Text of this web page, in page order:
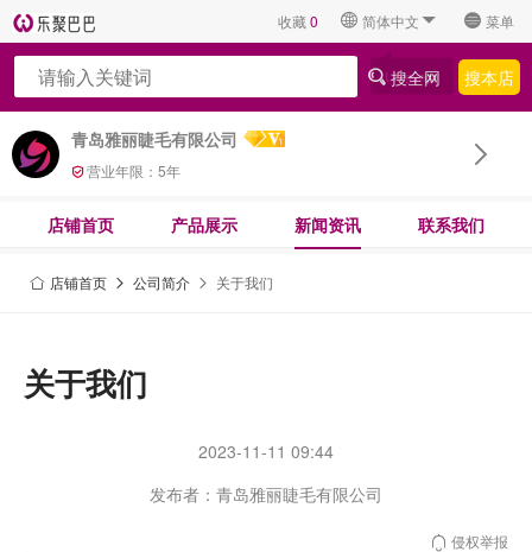
收藏0 简体中文 菜单
青岛雅丽睫毛有限公司
营业年限： 5年
搜全网 搜本店
店铺首页 产品展示 新闻资讯 联系我们
店铺首页 公司简介 关于我们
关于我们
2023-11-11 09:44
发布者：青岛雅丽睫毛有限公司
侵权举报